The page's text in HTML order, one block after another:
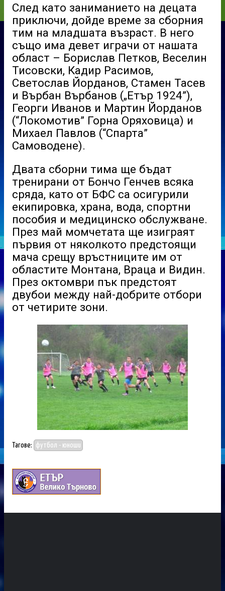
След като заниманието на децата
приключи, дойде време за сборния
тим на младшата възраст. В него
също има девет играчи от нашата
област – Борислав Петков, Веселин
Тисовски, Кадир Расимов,
Светослав Йорданов, Стамен Тасев
и Върбан Върбанов („Етър 1924”),
Георги Иванов и Мартин Йорданов
(“Локомотив” Горна Оряховица) и
Михаел Павлов (“Спарта”
Самоводене).
Двата сборни тима ще бъдат
тренирани от Бончо Генчев всяка
сряда, като от БФС са осигурили
екипировка, храна, вода, спортни
пособия и медицинско обслужване.
През май момчетата ще изиграят
първия от няколкото предстоящи
мача срещу връстниците им от
областите Монтана, Враца и Видин.
През октомври пък предстоят
двубои между най-добрите отбори
от четирите зони.
Тагове: футбол - юноши